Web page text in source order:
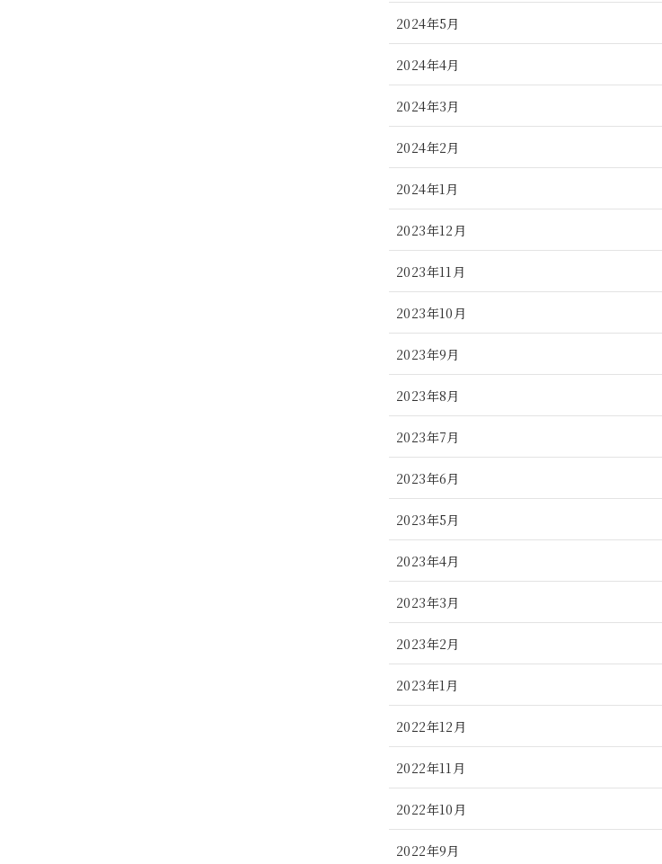
2024年5月
2024年4月
2024年3月
2024年2月
2024年1月
2023年12月
2023年11月
2023年10月
2023年9月
2023年8月
2023年7月
2023年6月
2023年5月
2023年4月
2023年3月
2023年2月
2023年1月
2022年12月
2022年11月
2022年10月
2022年9月